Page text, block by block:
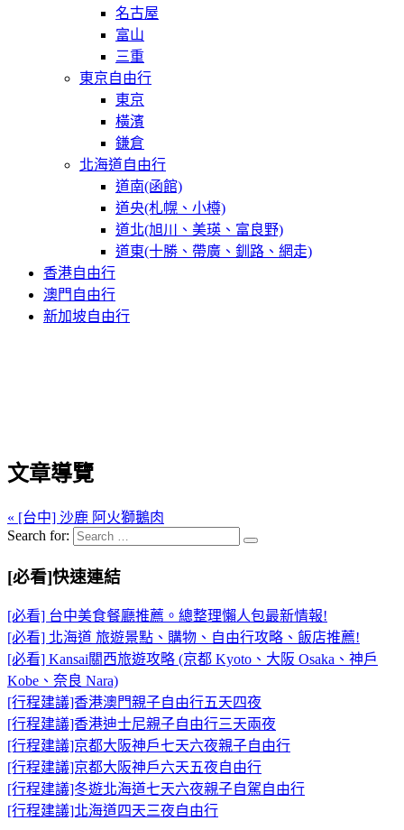
名古屋
富山
三重
東京自由行
東京
橫濱
鎌倉
北海道自由行
道南(函館)
道央(札幌、小樽)
道北(旭川、美瑛、富良野)
道東(十勝、帶廣、釧路、網走)
香港自由行
澳門自由行
新加坡自由行
文章導覽
« [台中] 沙鹿 阿火獅鵝肉
Search for:
[必看]快速連結
[必看] 台中美食餐廳推薦。總整理懶人包最新情報!
[必看] 北海道 旅遊景點、購物、自由行攻略、飯店推薦!
[必看] Kansai關西旅遊攻略 (京都 Kyoto、大阪 Osaka、神戶
Kobe、奈良 Nara)
[行程建議]香港澳門親子自由行五天四夜
[行程建議]香港迪士尼親子自由行三天兩夜
[行程建議]京都大阪神戶七天六夜親子自由行
[行程建議]京都大阪神戶六天五夜自由行
[行程建議]冬遊北海道七天六夜親子自駕自由行
[行程建議]北海道四天三夜自由行